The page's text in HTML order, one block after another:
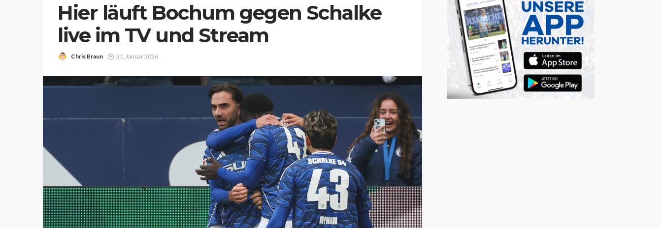
Hier läuft Bochum gegen Schalke
live im TV und Stream
Chris Braun 31. Januar 2026